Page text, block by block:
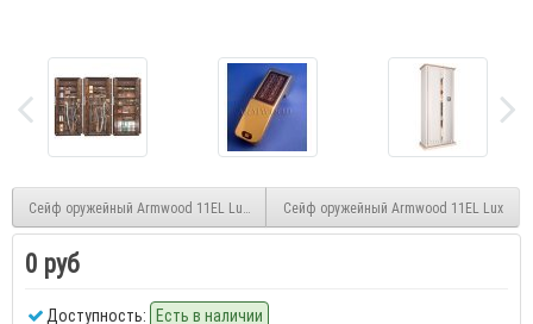
Сейф оружейный Armwood 11EL Lux Plus PatinaСейф оружейный Armwood 11EL Lux
0 руб
Доступность: Есть в наличии